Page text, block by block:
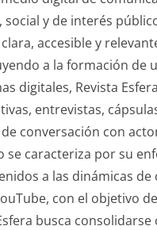
y de interés
accesible y
a la formación de
digitales, Revista
entrevistas,
conversación con
se caracteriza por su
a las dinámicas
con el objetivo
busca